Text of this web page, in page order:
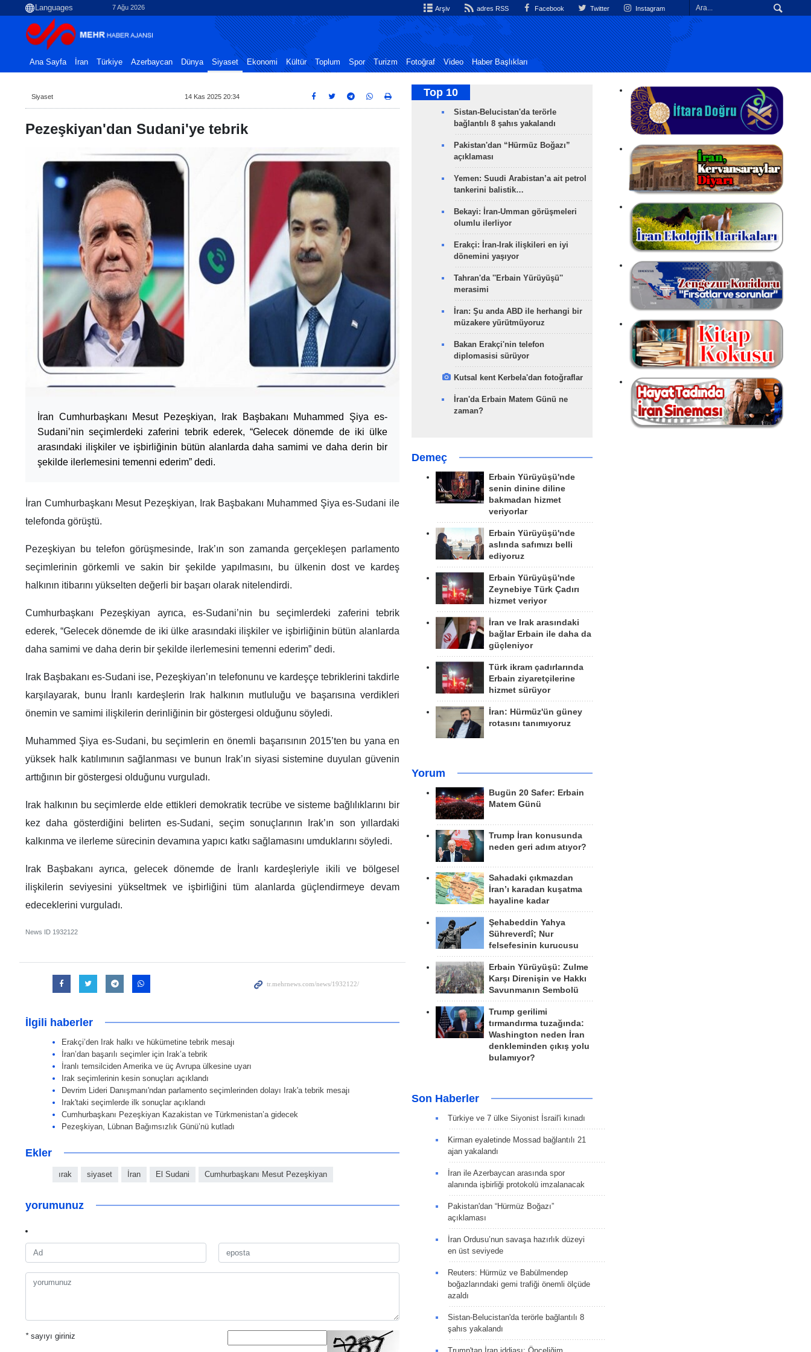
7 Ağu 2026 Arşiv adres RSS Facebook Twitter Instagram
Ana Sayfa İran Türkiye Azerbaycan Dünya Siyaset Ekonomi Kültür Toplum Spor Turizm Fotoğraf Video Haber Başlıkları
Siyaset 14 Kas 2025 20:34
Pezeşkiyan'dan Sudani'ye tebrik
İran Cumhurbaşkanı Mesut Pezeşkiyan, Irak Başbakanı Muhammed Şiya es-
Sudani’nin seçimlerdeki zaferini tebrik ederek, “Gelecek dönemde de iki ülke
arasındaki ilişkiler ve işbirliğinin bütün alanlarda daha samimi ve daha derin bir
şekilde ilerlemesini temenni ederim” dedi.
İran Cumhurbaşkanı Mesut Pezeşkiyan, Irak Başbakanı Muhammed Şiya es-Sudani ile
telefonda görüştü.
Pezeşkiyan bu telefon görüşmesinde, Irak’ın son zamanda gerçekleşen parlamento
seçimlerinin görkemli ve sakin bir şekilde yapılmasını, bu ülkenin dost ve kardeş
halkının itibarını yükselten değerli bir başarı olarak nitelendirdi.
Cumhurbaşkanı Pezeşkiyan ayrıca, es-Sudani’nin bu seçimlerdeki zaferini tebrik
ederek, “Gelecek dönemde de iki ülke arasındaki ilişkiler ve işbirliğinin bütün alanlarda
daha samimi ve daha derin bir şekilde ilerlemesini temenni ederim” dedi.
Irak Başbakanı es-Sudani ise, Pezeşkiyan’ın telefonunu ve kardeşçe tebriklerini takdirle
karşılayarak, bunu İranlı kardeşlerin Irak halkının mutluluğu ve başarısına verdikleri
önemin ve samimi ilişkilerin derinliğinin bir göstergesi olduğunu söyledi.
Muhammed Şiya es-Sudani, bu seçimlerin en önemli başarısının 2015’ten bu yana en
yüksek halk katılımının sağlanması ve bunun Irak’ın siyasi sistemine duyulan güvenin
arttığının bir göstergesi olduğunu vurguladı.
Irak halkının bu seçimlerde elde ettikleri demokratik tecrübe ve sisteme bağlılıklarını bir
kez daha gösterdiğini belirten es-Sudani, seçim sonuçlarının Irak’ın son yıllardaki
kalkınma ve ilerleme sürecinin devamına yapıcı katkı sağlamasını umduklarını söyledi.
Irak Başbakanı ayrıca, gelecek dönemde de İranlı kardeşleriyle ikili ve bölgesel
ilişkilerin seviyesini yükseltmek ve işbirliğini tüm alanlarda güçlendirmeye devam
edeceklerini vurguladı.
News ID 1932122
İlgili haberler
Erakçi’den Irak halkı ve hükümetine tebrik mesajı
İran’dan başarılı seçimler için Irak’a tebrik
İranlı temsilciden Amerika ve üç Avrupa ülkesine uyarı
Irak seçimlerinin kesin sonuçları açıklandı
Devrim Lideri Danışmanı'ndan parlamento seçimlerinden dolayı Irak'a tebrik mesajı
Irak'taki seçimlerde ilk sonuçlar açıklandı
Cumhurbaşkanı Pezeşkiyan Kazakistan ve Türkmenistan’a gidecek
Pezeşkiyan, Lübnan Bağımsızlık Günü’nü kutladı
Ekler
ırak siyaset İran El Sudani Cumhurbaşkanı Mesut Pezeşkiyan
yorumunuz
*sayıyı giriniz
Top 10
Sistan-Belucistan'da terörle
bağlantılı 8 şahıs yakalandı
Pakistan'dan “Hürmüz Boğazı”
açıklaması
Yemen: Suudi Arabistan’a ait petrol
tankerini balistik…
Bekayi: İran-Umman görüşmeleri
olumlu ilerliyor
Erakçi: İran-Irak ilişkileri en iyi
dönemini yaşıyor
Tahran'da ''Erbain Yürüyüşü''
merasimi
İran: Şu anda ABD ile herhangi bir
müzakere yürütmüyoruz
Bakan Erakçi'nin telefon
diplomasisi sürüyor
Kutsal kent Kerbela'dan fotoğraflar
İran'da Erbain Matem Günü ne
zaman?
Demeç
Erbain Yürüyüşü'nde
senin dinine diline
bakmadan hizmet
veriyorlar
Erbain Yürüyüşü'nde
aslında safımızı belli
ediyoruz
Erbain Yürüyüşü'nde
Zeynebiye Türk Çadırı
hizmet veriyor
İran ve Irak arasındaki
bağlar Erbain ile daha da
güçleniyor
Türk ikram çadırlarında
Erbain ziyaretçilerine
hizmet sürüyor
İran: Hürmüz'ün güney
rotasını tanımıyoruz
Yorum
Bugün 20 Safer: Erbain
Matem Günü
Trump İran konusunda
neden geri adım atıyor?
Sahadaki çıkmazdan
İran’ı karadan kuşatma
hayaline kadar
Şehabeddin Yahya
Sühreverdî; Nur
felsefesinin kurucusu
Erbain Yürüyüşü: Zulme
Karşı Direnişin ve Hakkı
Savunmanın Sembolü
Trump gerilimi
tırmandırma tuzağında:
Washington neden İran
denkleminden çıkış yolu
bulamıyor?
Son Haberler
Türkiye ve 7 ülke Siyonist İsrail'i kınadı
Kirman eyaletinde Mossad bağlantılı 21
ajan yakalandı
İran ile Azerbaycan arasında spor
alanında işbirliği protokolü imzalanacak
Pakistan'dan “Hürmüz Boğazı”
açıklaması
İran Ordusu’nun savaşa hazırlık düzeyi
en üst seviyede
Reuters: Hürmüz ve Babülmendep
boğazlarındaki gemi trafiği önemli ölçüde
azaldı
Sistan-Belucistan'da terörle bağlantılı 8
şahıs yakalandı